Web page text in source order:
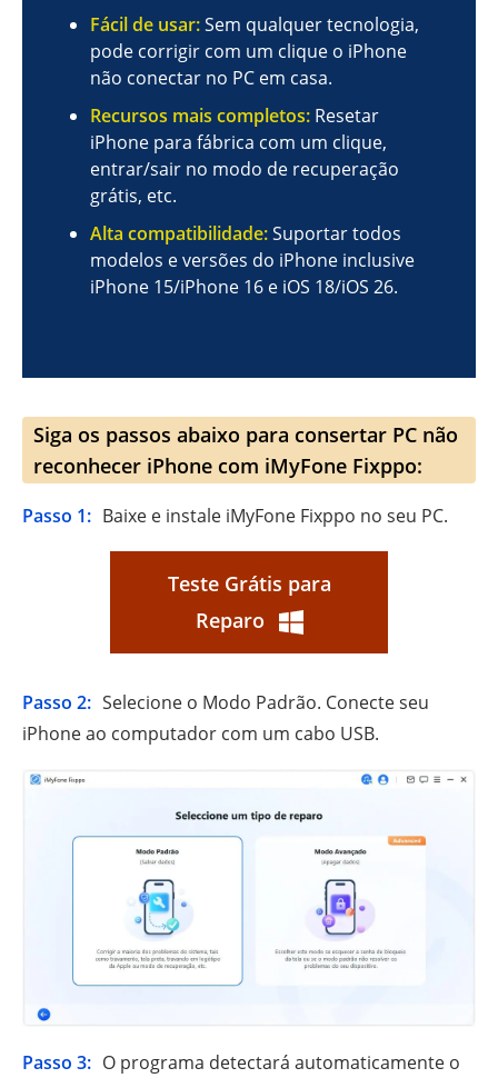
Fácil de usar:Sem qualquer tecnologia,
pode corrigir com um clique o iPhone
não conectar no PC em casa.
Recursos mais completos: Resetar
iPhone para fábrica com um clique,
entrar/sair no modo de recuperação
grátis, etc.
Alta compatibilidade:Suportar todos
modelos e versões do iPhone inclusive
iPhone 15/iPhone 16 e iOS 18/iOS 26.
Siga os passos abaixo para consertar PC não
reconhecer iPhone com iMyFone Fixppo:
Passo 1: Baixe e instale iMyFone Fixppo no seu PC.
Teste Grátis para
Reparo
Passo 2: Selecione o Modo Padrão. Conecte seu
iPhone ao computador com um cabo USB.
Passo 3: O programa detectará automaticamente o